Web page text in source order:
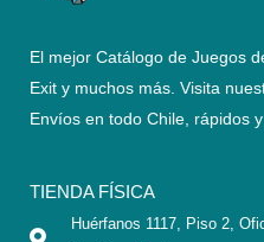
El mejor Catálogo de Juegos
Exit y muchos más. Visita
Envíos en todo Chile, rápidos
TIENDA FÍSICA
Huérfanos 1117, Piso 2,